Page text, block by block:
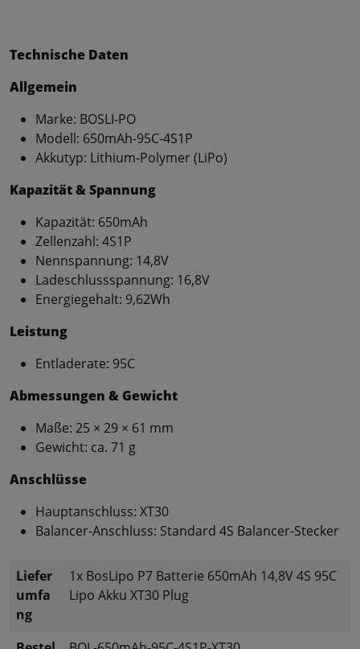
Technische Daten
Allgemein
Marke: BOSLI-PO
Modell: 650mAh-95C-4S1P
Akkutyp: Lithium-Polymer (LiPo)
Kapazität & Spannung
Kapazität: 650mAh
Zellenzahl: 4S1P
Nennspannung: 14,8V
Ladeschlussspannung: 16,8V
Energiegehalt: 9,62Wh
Leistung
Entladerate: 95C
Abmessungen & Gewicht
Maße: 25 × 29 × 61 mm
Gewicht: ca. 71 g
Anschlüsse
Hauptanschluss: XT30
Balancer-Anschluss: Standard 4S Balancer-Stecker
Liefer
umfa
ng
1x BosLipo P7 Batterie 650mAh 14,8V 4S 95C
Lipo Akku XT30 Plug